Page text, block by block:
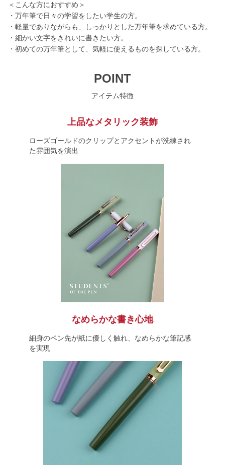
＜こんな方におすすめ＞
・万年筆で日々の学習をしたい学生の方。
・軽量でありながらも、しっかりとした万年筆を求めている方。
・細かい文字をきれいに書きたい方。
・初めての万年筆として、気軽に使えるものを探している方。
POINT
アイテム特徴
上品なメタリック装飾
ローズゴールドのクリップとアクセントが洗練され
た雰囲気を演出
なめらかな書き心地
細身のペン先が紙に優しく触れ、なめらかな筆記感
を実現